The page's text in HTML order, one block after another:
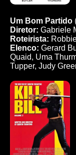
Um Bom Partido
Diretor: Gabriele
Roteirista:
Elenco: Gerard
Quaid, Uma
Tupper, Judy